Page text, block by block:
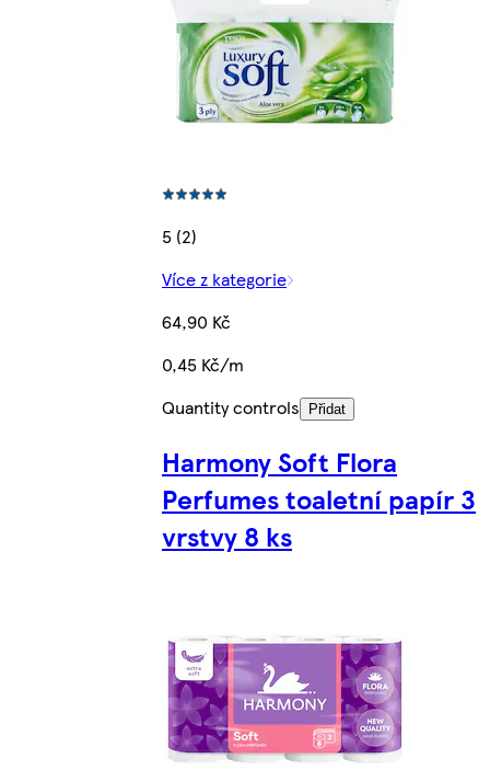
5 (2)
Více z kategorie
64,90 Kč
0,45 Kč/m
Quantity controls
Přidat
Harmony Soft Flora
Perfumes toaletní papír 3
vrstvy 8 ks